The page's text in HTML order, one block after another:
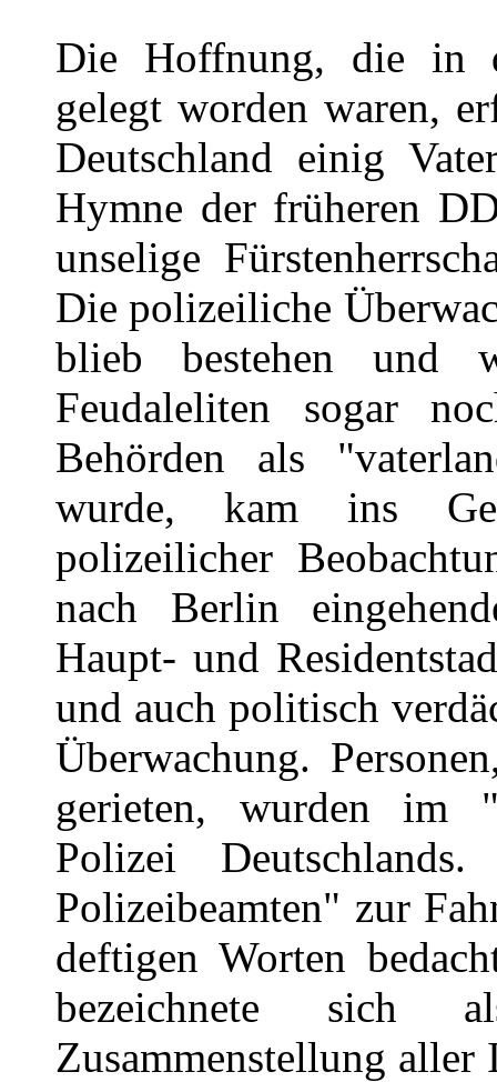
Die Hoffnung, die in
gelegt worden waren,
Deutschland einig
Hymne der früheren
unselige
Die polizeiliche
blieb bestehen und
Feudaleliten sogar
Behörden als
wurde, kam ins
polizeilicher
nach Berlin
Haupt- und
und auch politisch
Überwachung.
gerieten, wurden im
Polizei
Polizeibeamten" zur
deftigen Worten
bezeichnete sich
Zusammenstellung